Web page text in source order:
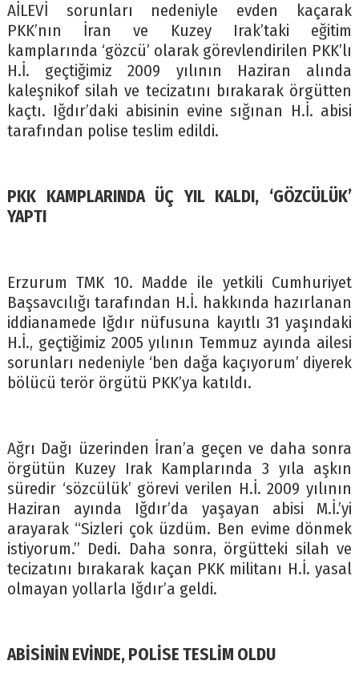
AİLEVİ sorunları nedeniyle evden kaçarak
PKK’nın İran ve Kuzey Irak’taki eğitim
kamplarında ‘gözcü’ olarak görevlendirilen PKK’lı
H.İ. geçtiğimiz 2009 yılının Haziran alında
kaleşnikof silah ve tecizatını bırakarak örgütten
kaçtı. Iğdır’daki abisinin evine sığınan H.İ. abisi
tarafından polise teslim edildi.
PKK KAMPLARINDA ÜÇ YIL KALDI, ‘GÖZCÜLÜK’
YAPTI
Erzurum TMK 10. Madde ile yetkili Cumhuriyet
Başsavcılığı tarafından H.İ. hakkında hazırlanan
iddianamede Iğdır nüfusuna kayıtlı 31 yaşındaki
H.İ., geçtiğimiz 2005 yılının Temmuz ayında ailesi
sorunları nedeniyle ‘ben dağa kaçıyorum’ diyerek
bölücü terör örgütü PKK’ya katıldı.
Ağrı Dağı üzerinden İran’a geçen ve daha sonra
örgütün Kuzey Irak Kamplarında 3 yıla aşkın
süredir ‘sözcülük’ görevi verilen H.İ. 2009 yılının
Haziran ayında Iğdır’da yaşayan abisi M.İ.’yi
arayarak “Sizleri çok üzdüm. Ben evime dönmek
istiyorum.” Dedi. Daha sonra, örgütteki silah ve
tecizatını bırakarak kaçan PKK militanı H.İ. yasal
olmayan yollarla Iğdır’a geldi.
ABİSİNİN EVİNDE, POLİSE TESLİM OLDU